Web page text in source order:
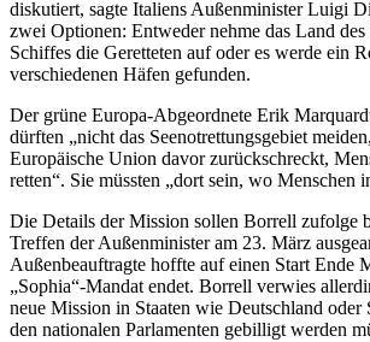
diskutiert, sagte Italiens Außenminister Luigi
zwei Optionen: Entweder nehme das Land des
Schiffes die Geretteten auf oder es werde ein
verschiedenen Häfen gefunden.
Der grüne Europa-Abgeordnete Erik
dürften „nicht das Seenotrettungsgebiet
Europäische Union davor zurückschreckt,
retten“. Sie müssten „dort sein, wo Menschen
Die Details der Mission sollen Borrell zufolge
Treffen der Außenminister am 23. März
Außenbeauftragte hoffte auf einen Start Ende
„Sophia“-Mandat endet. Borrell verwies
neue Mission in Staaten wie Deutschland oder
den nationalen Parlamenten gebilligt werden